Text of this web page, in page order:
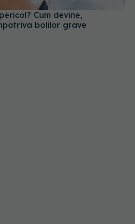
Cum devine,
bolilor grave